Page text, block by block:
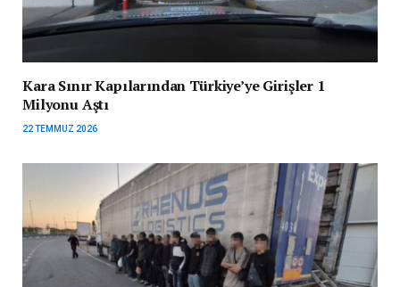
Kara Sınır Kapılarından Türkiye’ye Girişler 1
Milyonu Aştı
22 TEMMUZ 2026